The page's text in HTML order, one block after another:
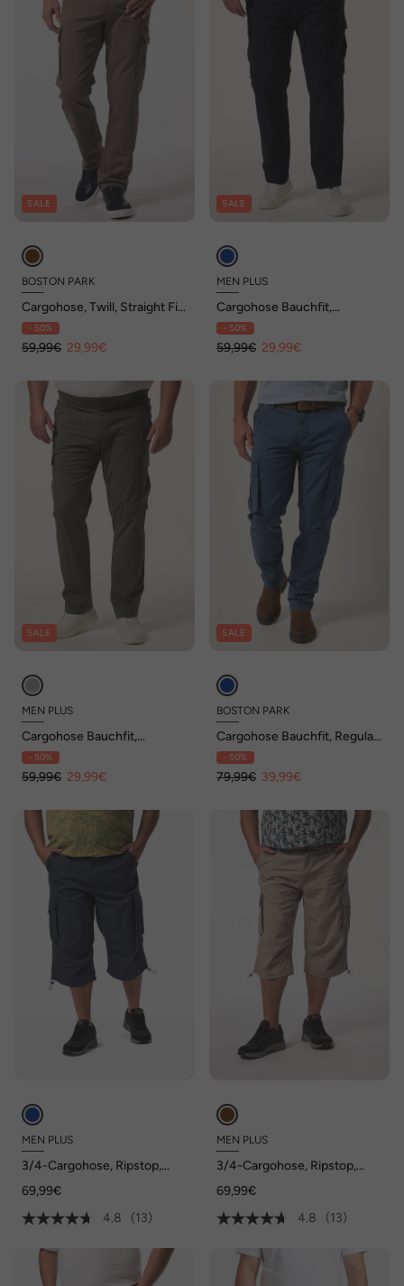
SALE
BOSTON PARK
Cargohose, Twill, Straight Fit,
bis Gr. 72
- 50%
59,99€ 29,99€
SALE
MEN PLUS
Cargohose Bauchfit,
ultraleicht, Straight Fit, bis 72
- 50%
59,99€ 29,99€
SALE
MEN PLUS
Cargohose Bauchfit,
ultraleicht, Straight Fit, bis 72
- 50%
59,99€ 29,99€
SALE
BOSTON PARK
Cargohose Bauchfit, Regular
Fit, Streifen, Regular Fit, bis
36/72
- 50%
79,99€ 39,99€
MEN PLUS
3/4-Cargohose, Ripstop,
69,99€
4.8
(13)
MEN PLUS
3/4-Cargohose, Ripstop,
69,99€
4.8
(13)